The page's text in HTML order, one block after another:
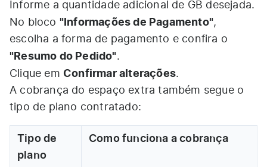
Informe a quantidade adicional de GB desejada.
No bloco "Informações de Pagamento",
escolha a forma de pagamento e confira o
"Resumo do Pedido".
Clique em Confirmar alterações.
A cobrança do espaço extra também segue o
tipo de plano contratado:
Tipo de
plano
Como funciona a cobrança